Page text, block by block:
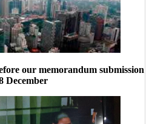
our memorandum submission
December